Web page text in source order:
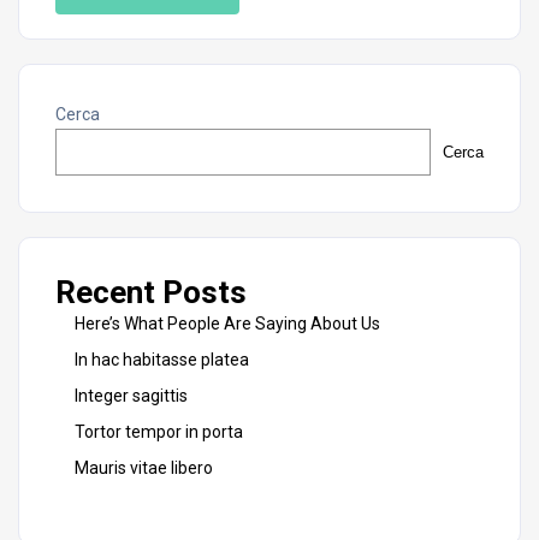
Cerca
Cerca
Recent Posts
Here’s What People Are Saying About Us
In hac habitasse platea
Integer sagittis
Tortor tempor in porta
Mauris vitae libero